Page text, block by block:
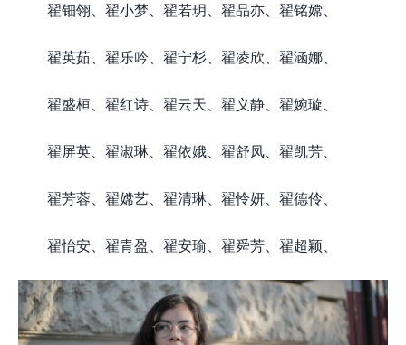
翟钿翎、翟小梦、翟若玥、翟品亦、翟铭嫦、
翟英茹、翟乐吟、翟宁杉、翟凌欣、翟涵娜、
翟盛桓、翟红诗、翟云天、翟义静、翟婉璇、
翟屏英、翟淑琳、翟依娥、翟舒凤、翟凯芳、
翟芳蓉、翟嫦艺、翟清琳、翟怜妍、翟德伶、
翟怡安、翟青盈、翟安瑜、翟舜芳、翟超颖、